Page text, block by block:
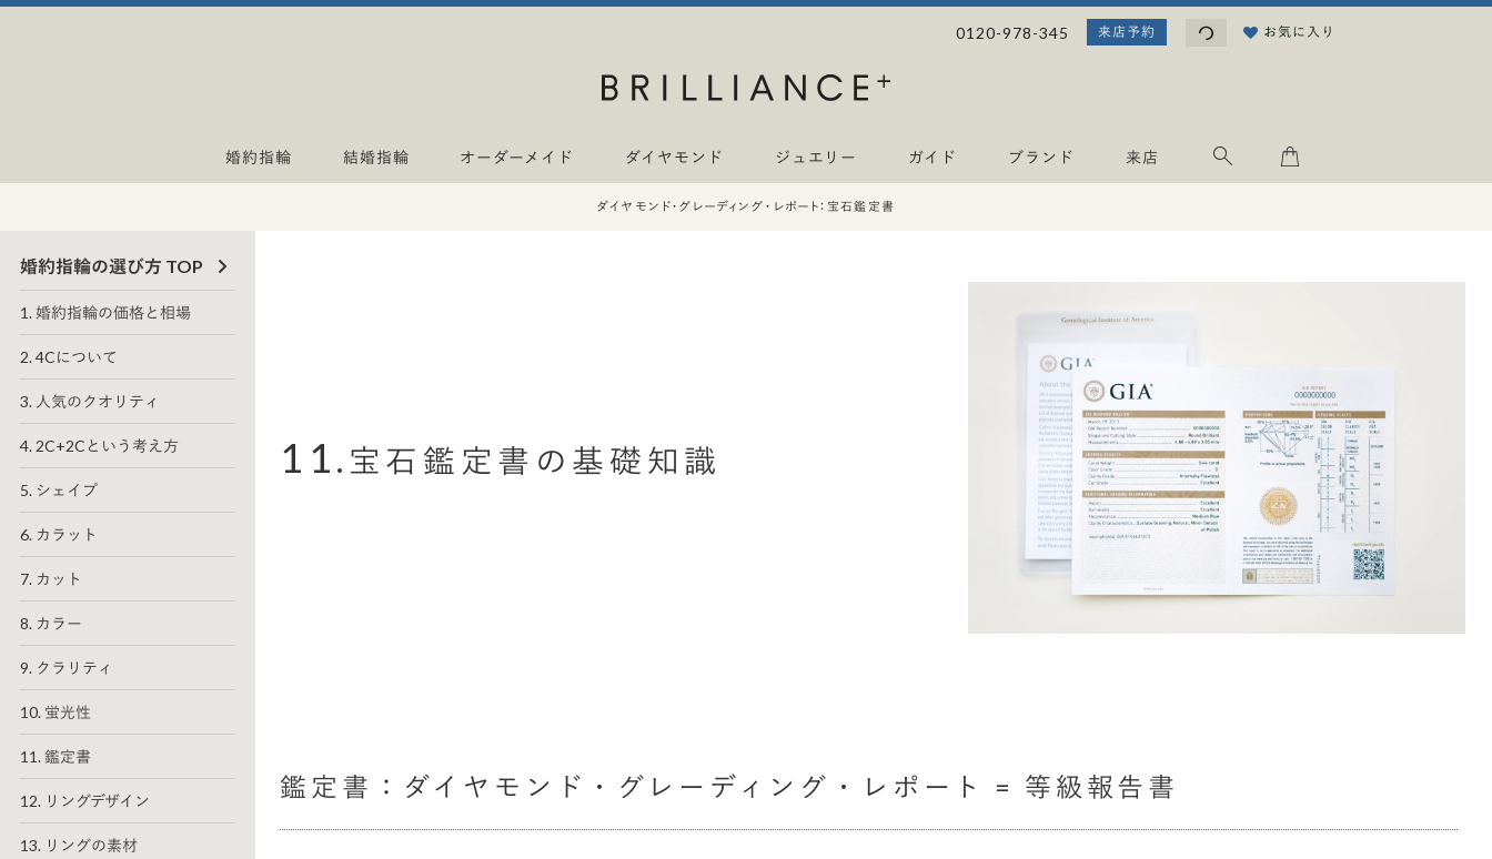
0120-978-345 来店予約 読み込み中...お気に入り
婚約指輪 結婚指輪 オーダーメイド ダイヤモンド ジュエリー ガイド ブランド 来店
ダイヤモンド・グレーディング・レポート： 宝石鑑定書
11 .宝石鑑定書の基礎知識
鑑定書：ダイヤモンド・グレーディング・レポート = 等級報告書
婚約指輪の選び方 TOP
1. 婚約指輪の価格と相場
2. 4Cについて
3. 人気のクオリティ
4. 2C+2Cという考え方
5. シェイプ
6. カラット
7. カット
8. カラー
9. クラリティ
10. 蛍光性
11. 鑑定書
12. リングデザイン
13. リングの素材